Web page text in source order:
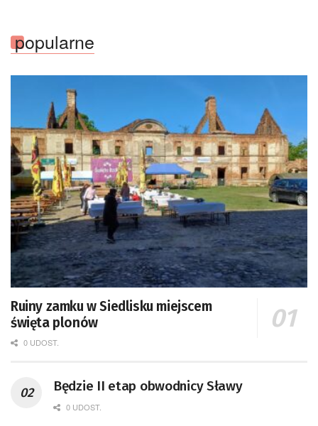
popularne
Ruiny zamku w Siedlisku miejscem
święta plonów
0 UDOST.
Będzie II etap obwodnicy Sławy
0 UDOST.